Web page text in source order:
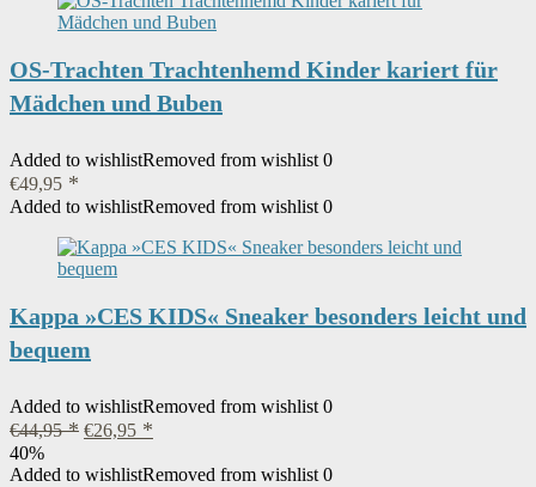
OS-Trachten Trachtenhemd Kinder kariert für
Mädchen und Buben
Added to wishlistRemoved from wishlist 0
€49,95
Added to wishlistRemoved from wishlist 0
Kappa »CES KIDS« Sneaker besonders leicht und
bequem
Added to wishlistRemoved from wishlist 0
€44,95
Ursprünglicher
war:
€26,95
ist:
40%
Added to wishlistRemoved from wishlist 0